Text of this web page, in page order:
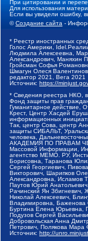
При цитировании и
Для использования
Если вы увидели ошибку,
©Создание сайта -
* Реестр иностранных
Голос Америки,
Людмила Алексеевна,
Александрович, Маняхин
Гройсман Софья
Шмагун Олеся
редактор 2021, Вега 2021
Источник: https://
* Сведения реестра НКО,
Фонд защиты прав
Гуманитарное действие,
Крест, Центр Хасдей
информационных
Так, центр Сова, центр
защиты СИБАЛЬТ,
человека,
АКАДЕМИЯ ПО ПРАВАМ
Массовой Информации,
агентство МЕМО. РУ,
Борисовна, Таранова
Сергей Георгиевич,
Викторович, Шарипков
Александровна, Исламов
Паутов Юрий
Рачинский Ян Збигневич,
Николай Алексеевич,
Владимировна, Баженова
Буртина Елена Юрьевна,
Подузов Сергей
Добровольская Анна
Петрович, Полякова Мара
Источник: http://